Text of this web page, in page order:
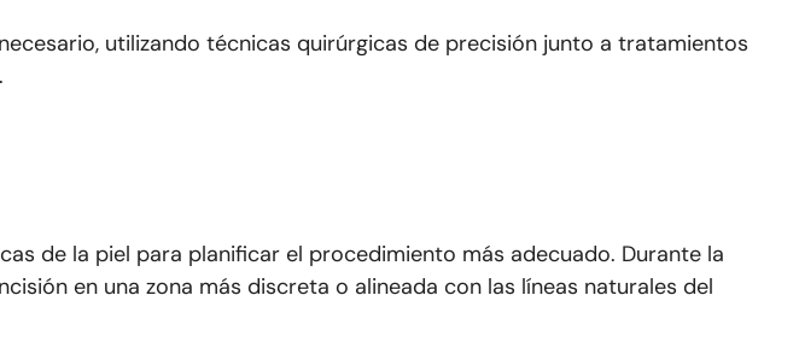
utilizando técnicas quirúrgicas de precisión junto a tratamientos
de la piel para planificar el procedimiento más adecuado. Durante la
en una zona más discreta o alineada con las líneas naturales del